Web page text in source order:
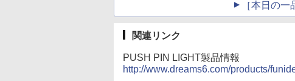
［本日の
関連リンク
PUSH PIN LIGHT製品情報
http://www.dreams6.com/products/